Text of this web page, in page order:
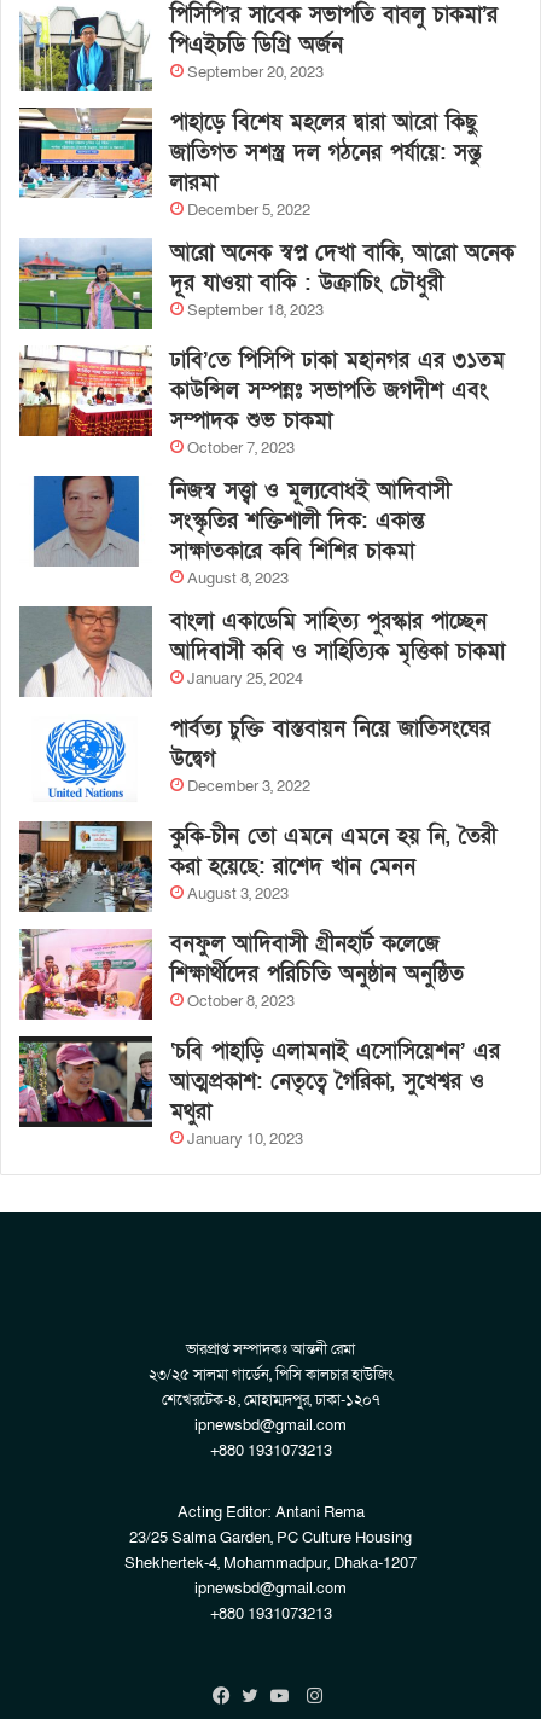
পিসিপি’র সাবেক সভাপতি বাবলু চাকমা’র
পিএইচডি ডিগ্রি অর্জন
September 20, 2023
পাহাড়ে বিশেষ মহলের দ্বারা আরো কিছু
জাতিগত সশস্ত্র দল গঠনের পর্যায়ে: সন্তু
লারমা
December 5, 2022
আরো অনেক স্বপ্ন দেখা বাকি, আরো অনেক
দূর যাওয়া বাকি : উক্রাচিং চৌধুরী
September 18, 2023
ঢাবি’তে পিসিপি ঢাকা মহানগর এর ৩১তম
কাউন্সিল সম্পন্নঃ সভাপতি জগদীশ এবং
সম্পাদক শুভ চাকমা
October 7, 2023
নিজস্ব সত্ত্বা ও মূল্যবোধই আদিবাসী
সংস্কৃতির শক্তিশালী দিক: একান্ত
সাক্ষাতকারে কবি শিশির চাকমা
August 8, 2023
বাংলা একাডেমি সাহিত্য পুরস্কার পাচ্ছেন
আদিবাসী কবি ও সাহিত্যিক মৃত্তিকা চাকমা
January 25, 2024
পার্বত্য চুক্তি বাস্তবায়ন নিয়ে জাতিসংঘের
উদ্বেগ
December 3, 2022
কুকি-চীন তো এমনে এমনে হয় নি, তৈরী
করা হয়েছে: রাশেদ খান মেনন
August 3, 2023
বনফুল আদিবাসী গ্রীনহার্ট কলেজে
শিক্ষার্থীদের পরিচিতি অনুষ্ঠান অনুষ্ঠিত
October 8, 2023
‘চবি পাহাড়ি এলামনাই এসোসিয়েশন’ এর
আত্মপ্রকাশ: নেতৃত্বে গৈরিকা, সুখেশ্বর ও
মথুরা
January 10, 2023
ভারপ্রাপ্ত সম্পাদকঃ আন্তনী রেমা
২৩/২৫ সালমা গার্ডেন, পিসি কালচার হাউজিং
শেখেরটেক-৪, মোহাম্মদপুর, ঢাকা-১২০৭
ipnewsbd@gmail.com
+880 1931073213
Acting Editor: Antani Rema
23/25 Salma Garden, PC Culture Housing
Shekhertek-4, Mohammadpur, Dhaka-1207
ipnewsbd@gmail.com
+880 1931073213
Instagram